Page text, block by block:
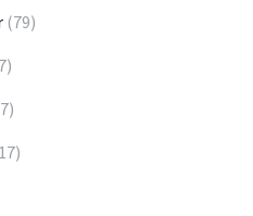
(79)